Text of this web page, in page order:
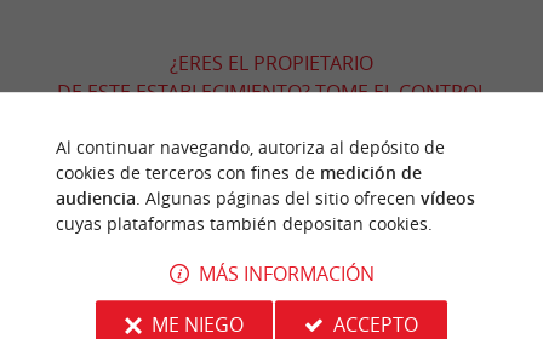
¿ERES EL PROPIETARIO
DE ESTE ESTABLECIMIENTO? TOME EL CONTROL
SEGÚN SUS DESEOS...
PARA DESCUBRIRALREDEDOR
Al continuar navegando, autoriza al depósito de
cookies de terceros con fines de medición de
audiencia . Algunas páginas del sitio ofrecen vídeos
cuyas plataformas también depositan cookies.
MÁS INFORMACIÓN
ME NIEGO
ACCEPTO